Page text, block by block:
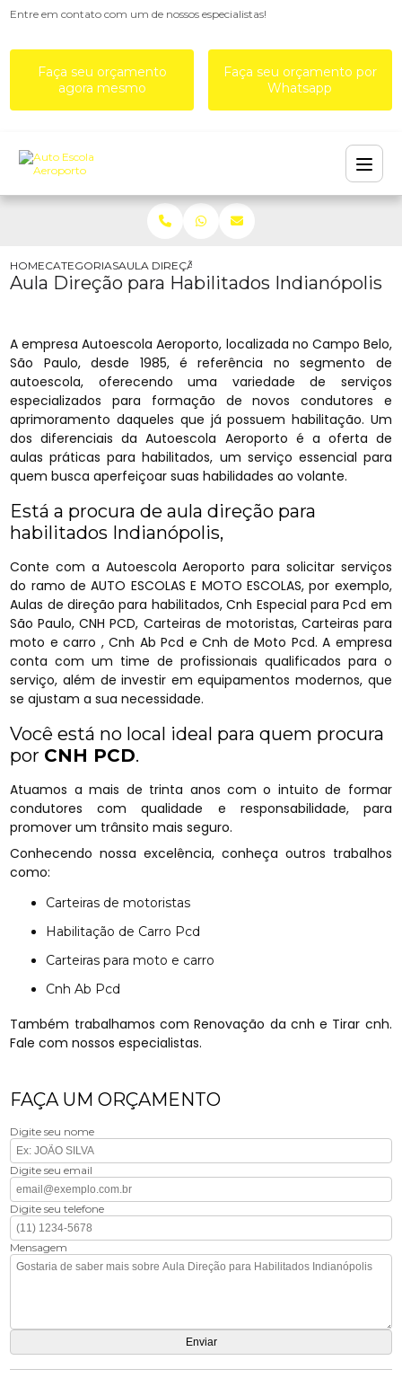
Entre em contato com um de nossos especialistas!
Faça seu orçamento
agora mesmo
Faça seu orçamento por
Whatsapp
HOMECATEGORIASAULA DIREÇÃO PARA HABILITADOS INDIANÓPOLIS
Aula Direção para Habilitados Indianópolis
A empresa Autoescola Aeroporto, localizada no Campo Belo,
São Paulo, desde 1985, é referência no segmento de
autoescola, oferecendo uma variedade de serviços
especializados para formação de novos condutores e
aprimoramento daqueles que já possuem habilitação. Um
dos diferenciais da Autoescola Aeroporto é a oferta de
aulas práticas para habilitados, um serviço essencial para
quem busca aperfeiçoar suas habilidades ao volante.
Está a procura de aula direção para
habilitados Indianópolis,
Conte com a Autoescola Aeroporto para solicitar serviços
do ramo de AUTO ESCOLAS E MOTO ESCOLAS, por exemplo,
Aulas de direção para habilitados, Cnh Especial para Pcd em
São Paulo, CNH PCD, Carteiras de motoristas, Carteiras para
moto e carro , Cnh Ab Pcd e Cnh de Moto Pcd. A empresa
conta com um time de profissionais qualificados para o
serviço, além de investir em equipamentos modernos, que
se ajustam a sua necessidade.
Você está no local ideal para quem procura
por CNH PCD.
Atuamos a mais de trinta anos com o intuito de formar
condutores com qualidade e responsabilidade, para
promover um trânsito mais seguro.
Conhecendo nossa excelência, conheça outros trabalhos
como:
Carteiras de motoristas
Habilitação de Carro Pcd
Carteiras para moto e carro
Cnh Ab Pcd
Também trabalhamos com Renovação da cnh e Tirar cnh.
Fale com nossos especialistas.
FAÇA UM ORÇAMENTO
Digite seu nome
Digite seu email
Digite seu telefone
Mensagem